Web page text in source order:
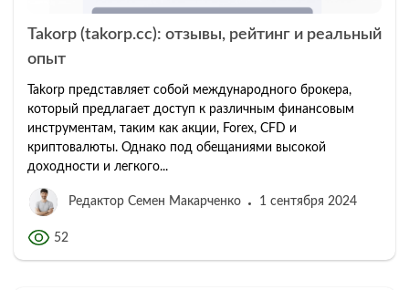
Takorp (takorp.cc): отзывы, рейтинг и реальный
опыт
Takorp представляет собой международного брокера,
который предлагает доступ к различным финансовым
инструментам, таким как акции, Forex, CFD и
криптовалюты. Однако под обещаниями высокой
доходности и легкого...
Редактор Семен Макарченко 1 сентября 2024
52